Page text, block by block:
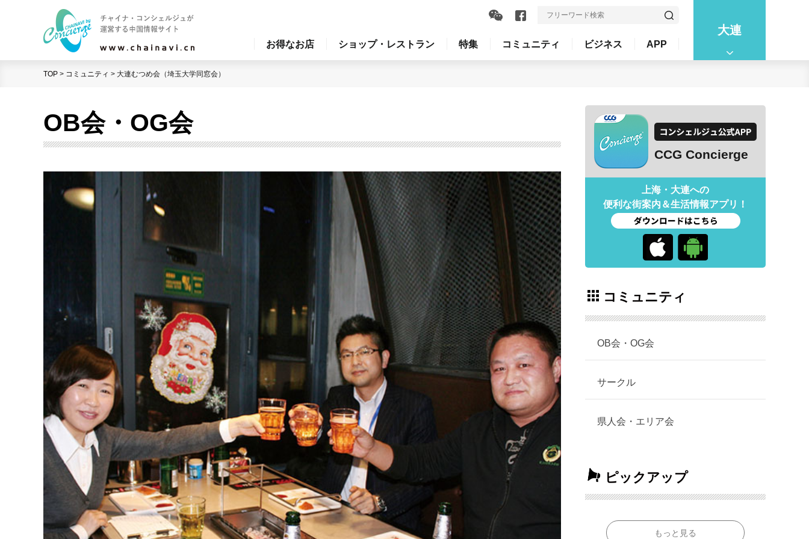
大連
お得なお店 ショップ・レストラン 特集 コミュニティ ビジネス APP
TOP > コミュニティ > 大連むつめ会（埼玉大学同窓会）
OB会・OG会
CCG Concierge
上海・大連への
便利な街案内＆生活情報アプリ！
コミュニティ
OB会・OG会
サークル
県人会・エリア会
ピックアップ
もっと見る